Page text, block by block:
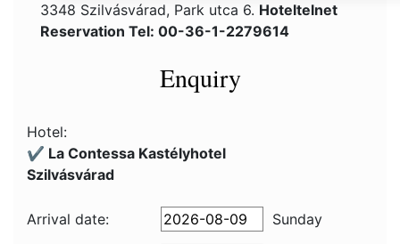
3348 Szilvásvárad, Park utca 6. Hoteltelnet
Reservation Tel: 00-36-1-2279614
Enquiry
Hotel:
✔️ La Contessa Kastélyhotel
Szilvásvárad
Arrival date: Sunday